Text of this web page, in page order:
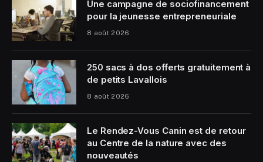
Une campagne de sociofinancement
pour la jeunesse entrepreneuriale
8 août 2026
250 sacs à dos offerts gratuitement à
de petits Lavallois
8 août 2026
Le Rendez-Vous Canin est de retour
au Centre de la nature avec des
nouveautés